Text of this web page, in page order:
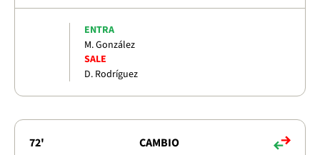
ENTRA
M. González
SALE
D. Rodríguez
72' CAMBIO